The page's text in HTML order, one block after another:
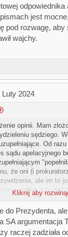
jest
pod rozwagę,
wajchy.
Luty 2024
opinii. Mam
sędziego.
Od
sądu apelacyjnego
że oni (i
ale im to
o opinie, czy jest
iż w
do projektu ustawy o
Kliknij aby
do Prezydenta,
SA argumentacja
raczej zadziała